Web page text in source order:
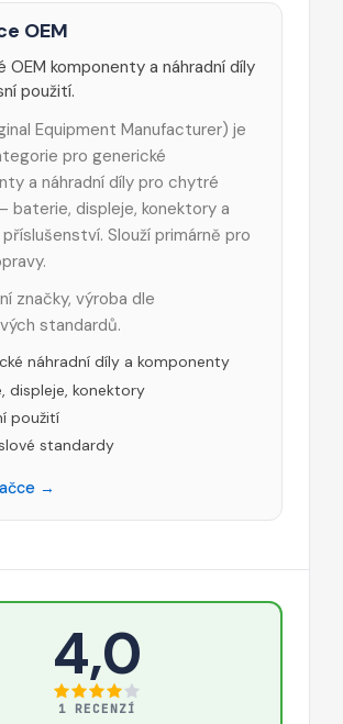
OEM
OEM komponenty a náhradní díly
použití.
Equipment Manufacturer) je
pro generické
a náhradní díly pro chytré
baterie, displeje, konektory a
Slouží primárně pro
značky, výroba dle
standardů.
náhradní díly a komponenty
displeje, konektory
použití
standardy
→
4,0
1 RECENZÍ